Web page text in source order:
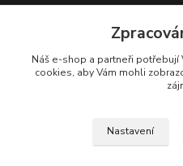
+420724095453
info@reefhome.cz
Náš e-shop a partneři potřebují
cookies, aby Vám mohli
Nastavení